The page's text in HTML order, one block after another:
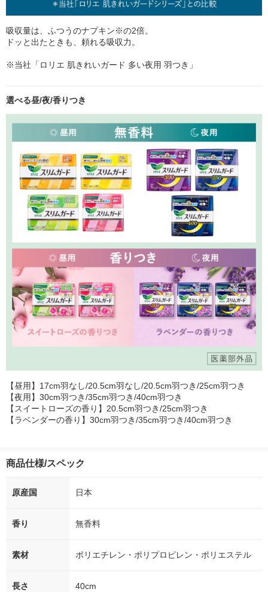
吸収量は、ふつうのナプキン※の2倍。
ドッと出たときも、頼れる吸収力。
※当社「ロリエ 肌きれいガード 多い夜用 羽つき」
選べる昼/夜/香りつき
【昼用】17cm羽なし/20.5cm羽なし/20.5cm羽つき/25cm羽つき
【夜用】30cm羽つき/35cm羽つき/40cm羽つき
【スイートローズの香り】20.5cm羽つき/25cm羽つき
【ラベンダーの香り】30cm羽つき/35cm羽つき/40cm羽つき
商品仕様/スペック
原産国 日本
香り 無香料
素材 ポリエチレン・ポリプロピレン・ポリエステル
長さ 40cm